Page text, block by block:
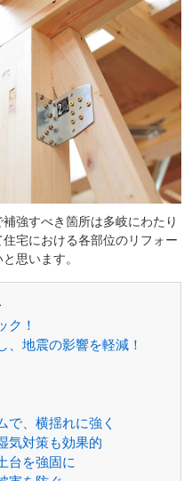
強すべき箇所は多岐にわたり
宅における各部位のリフォー
思います。
ク！
、地震の影響を軽減！
で、横揺れに強く
気対策も効果的
台を強固に